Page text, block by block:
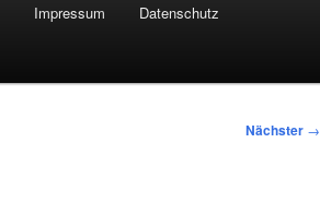
Impressum Datenschutz
Nächster →